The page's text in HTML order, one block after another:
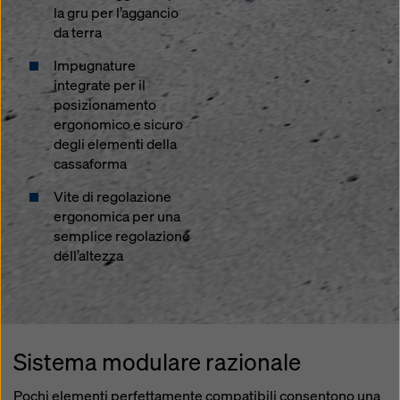
la gru per l’aggancio
da terra
Impugnature
integrate per il
posizionamento
ergonomico e sicuro
degli elementi della
cassaforma
Vite di regolazione
ergonomica per una
semplice regolazione
dell’altezza
Sistema modulare razionale
Pochi elementi perfettamente compatibili consentono una